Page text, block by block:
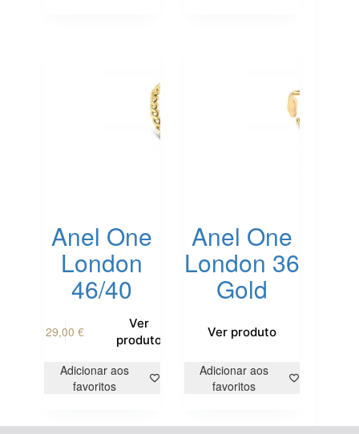
Anel One
London
46/40
29,00€
Ver
produto
product
multiple
variants.
Adicionar aos
favoritos
Anel One
London 36
Gold
Ver produto
Adicionar aos
favoritos